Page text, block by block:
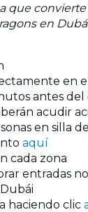
convierte
en
en
antes
acudir
en silla
aquí
cada zona
entradas
haciendo clic